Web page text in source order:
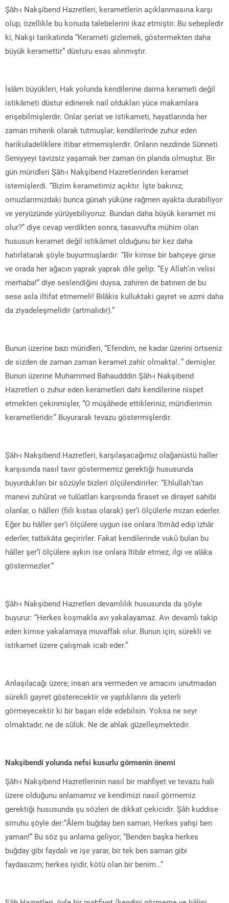
Şâh-ı Nakşibend Hazretleri, kerametlerin açıklanmasına karşı
olup, özellikle bu konuda talebelerini ikaz etmiştir. Bu sebepledir
ki, Nakşi tarikatında “Kerameti gizlemek, göstermekten daha
büyük keramettir” düsturu esas alınmıştır.
İslâm büyükleri, Hak yolunda kendilerine daima kerameti değil
istikâmeti düstur edinerek nail oldukları yüce makamlara
erişebilmişlerdir. Onlar şeriat ve istikameti, hayatlarında her
zaman mihenk olarak tutmuşlar; kendilerinde zuhur eden
harikuladeliklere itibar etmemişlerdir. Onların nezdinde Sünneti
Seniyyeyi tavizsiz yaşamak her zaman ön planda olmuştur. Bir
gün müridleri Şâh-ı Nakşibend Hazretlerinden keramet
istemişlerdi. “Bizim kerametimiz açıktır. İşte bakınız;
omuzlarımızdaki bunca günah yüküne rağmen ayakta durabiliyor
ve yeryüzünde yürüyebiliyoruz. Bundan daha büyük keramet mi
olur?” diye cevap verdikten sonra, tasavvufta mühim olan
hususun keramet değil istikâmet olduğunu bir kez daha
hatırlatarak şöyle buyurmuşlardır: “Bir kimse bir bahçeye girse
ve orada her ağacın yaprak yaprak dile gelip: “Ey Allah’ın velisi
merhaba!” diye seslendiğini duysa, zahiren de batınen de bu
sese asla iltifat etmemeli! Bilâkis kulluktaki gayret ve azmi daha
da ziyadeleşmelidir (artmalıdır).”
Bunun üzerine bazı müridleri, “Efendim, ne kadar üzerini örtseniz
de sizden de zaman zaman keramet zahir olmakta!..” demişler.
Bunun üzerine Muhammed Bahaudddin Şâh-ı Nakşibend
Hazretleri o zuhur eden kerametleri dahi kendilerine nispet
etmekten çekinmişler, “O müşâhede ettikleriniz, müridlerimin
kerametleridir.” Buyurarak tevazu göstermişlerdir.
Şâh-ı Nakşibend Hazretleri, karşılaşacağımız olağanüstü haller
karşısında nasıl tavır göstermemiz gerektiği hususunda
buyurdukları bir sözüyle bizleri ölçülendirirler: “Ehlullah’tan
manevi zuhûrat ve tulûatları karşısında firaset ve dirayet sahibi
olanlar, o hâlleri (fiili kıstas olarak) şer‘i ölçülerle mizan ederler.
Eğer bu hâller şer‘i ölçülere uygun ise onlara îtimâd edip izhâr
ederler, tatbikāta geçirirler. Fakat kendilerinde vukû bulan bu
hâller şer‘î ölçülere aykırı ise onlara îtibâr etmez, ilgi ve alâka
göstermezler.”
Şâh-ı Nakşibend Hazretleri devamlılık hususunda da şöyle
buyurur: “Herkes koşmakla avı yakalayamaz. Avı devamlı takip
eden kimse yakalamaya muvaffak olur. Bunun için, sürekli ve
istikamet üzere çalışmak icab eder.”
Anlaşılacağı üzere; insan ara vermeden ve amacını unutmadan
sürekli gayret gösterecektir ve yaptıklarını da yeterli
görmeyecektir ki bir başarı elde edebilsin. Yoksa ne seyr
olmaktadır, ne de sûlük. Ne de ahlak güzelleşmektedir.
Nakşibendi yolunda nefsi kusurlu görmenin önemi
Şâh-ı Nakşibend Hazretlerinin nasıl bir mahfiyet ve tevazu hali
üzere olduğunu anlamamız ve kendimizi nasıl görmemiz
gerektiği hususunda şu sözleri de dikkat çekicidir. Şâh kuddise
sirruhu şöyle der:“Âlem buğday ben saman, Herkes yahşi ben
yaman!” Bu söz şu anlama geliyor; “Benden başka herkes
buğday gibi faydalı ve işe yarar, bir tek ben saman gibi
faydasızım; herkes iyidir, kötü olan bir benim…”